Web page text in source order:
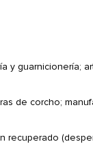
y guarnicionería;
de corcho;